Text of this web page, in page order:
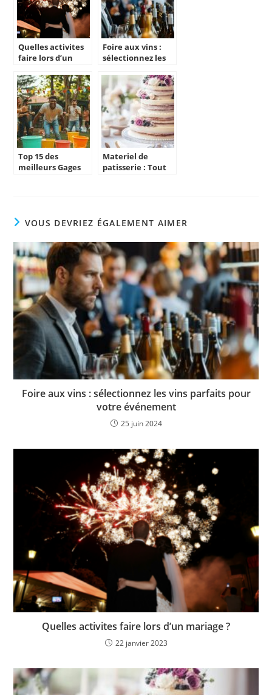
Quelles activites
faire lors d’un
Foire aux vins :
sélectionnez les
votre événement
Top 15 des
meilleurs Gages
Materiel de
patisserie : Tout
VOUS DEVRIEZ ÉGALEMENT AIMER
Foire aux vins : sélectionnez les vins parfaits pour
votre événement
25 juin 2024
Quelles activites faire lors d’un mariage ?
22 janvier 2023